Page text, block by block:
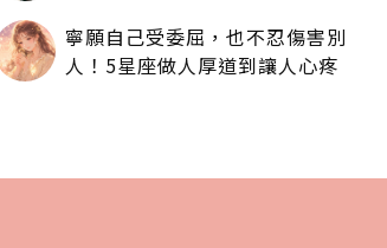
寧願自己受委屈，也不忍傷害別
人！5星座做人厚道到讓人心疼